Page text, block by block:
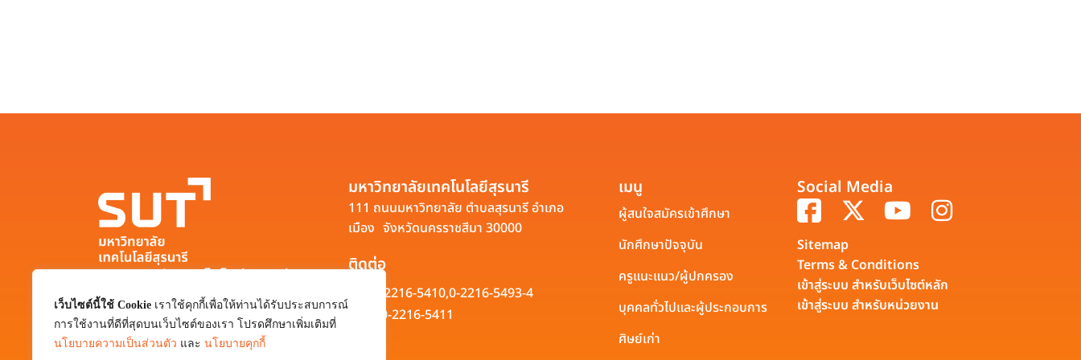
เว็บไซต์นี้ใช้ Cookie เราใช้คุกกี้เพื่อให้ท่านได้รับประสบการณ์
การใช้งานที่ดีที่สุดบนเว็บไซต์ของเรา โปรดศึกษาเพิ่มเติมที่
นโยบายความเป็นส่วนตัว และ นโยบายคุกกี้
มหาวิทยาลัยเทคโนโลยีสุรนารี
111 ถนนมหาวิทยาลัย ตำบลสุรนารี อำเภอ
เมือง จังหวัดนครราชสีมา 30000
0-4422-3000
มหาวิทยาลัยเทคโนโลยีสุรนารี
111 ถนนมหาวิทยาลัย ตำบลสุรนารี อำเภอ
เมือง จังหวัดนครราชสีมา 30000
ติดต่อ
0-2216-5410,0-2216-5493-4
0-2216-5411
เมนู
ผู้สนใจสมัครเข้าศึกษา
นักศึกษาปัจจุบัน
ครูแนะแนว/ผู้ปกครอง
บุคคลทั่วไปและผู้ประกอบการ
ศิษย์เก่า
Social Media
Sitemap
Terms & Conditions
เข้าสู่ระบบ สำหรับเว็บไซต์หลัก
เข้าสู่ระบบ สำหรับหน่วยงาน